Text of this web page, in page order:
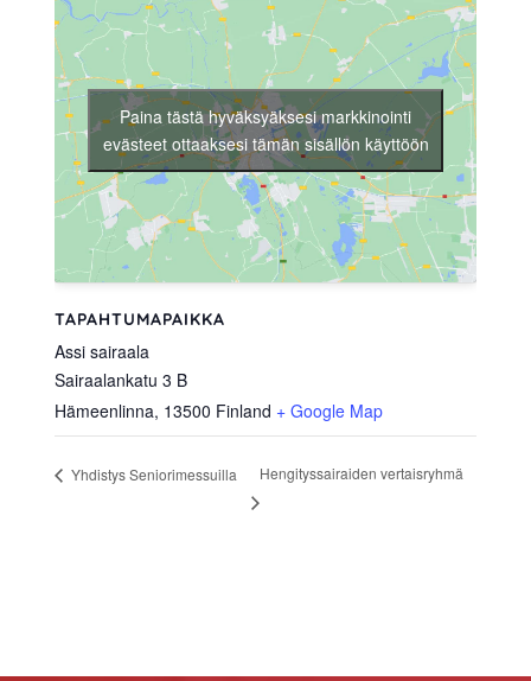
TAPAHTUMAPAIKKA
Assi sairaala
Sairaalankatu 3 B
Hämeenlinna, 13500 Finland + Google Map
Paina tästä hyväksyäksesi markkinointi
evästeet ottaaksesi tämän sisällön käyttöön
Yhdistys Seniorimessuilla Hengityssairaiden vertaisryhmä